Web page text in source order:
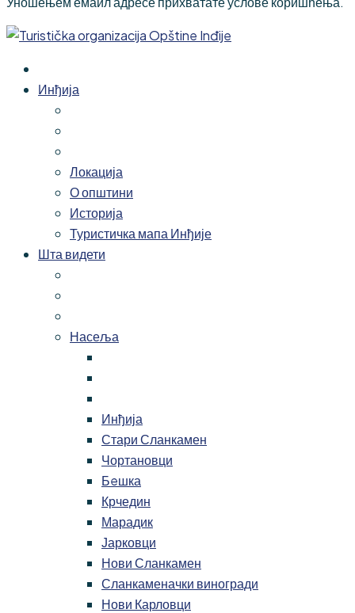
Инђија
Локација
О општини
Историја
Туристичка мапа Инђије
Шта видети
Насеља
Инђија
Стари Сланкамен
Чортановци
Бeшка
Крчедин
Марадик
Јарковци
Нови Сланкамен
Сланкаменачки виногради
Нови Карловци